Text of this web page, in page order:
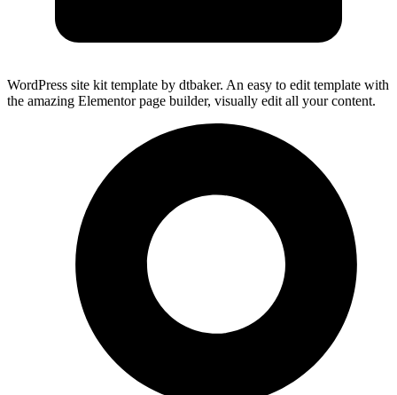
WordPress site kit template by dtbaker. An easy to edit template with
the amazing Elementor page builder, visually edit all your content.